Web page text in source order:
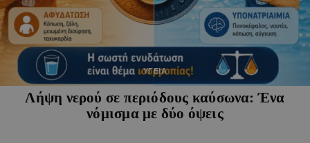
ΥΓΕΙΑ
Λήψη νερού σε περιόδους καύσωνα: Ένα
νόμισμα με δύο όψεις